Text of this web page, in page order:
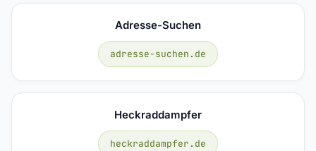
Adresse-Suchen
adresse-suchen.de
Heckraddampfer
heckraddampfer.de